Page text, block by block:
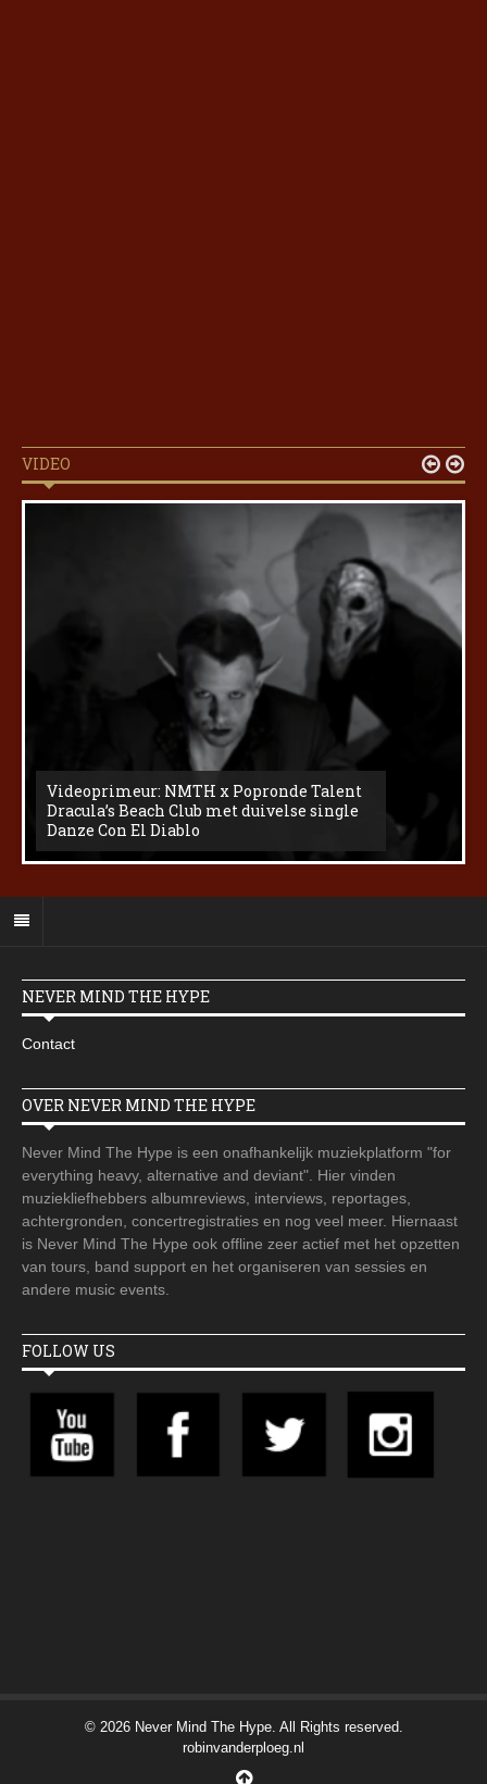
VIDEO
Videoprimeur: NMTH x Popronde Talent
Dracula’s Beach Club met duivelse single
Danze Con El Diablo
 
NEVER MIND THE HYPE
Contact
OVER NEVER MIND THE HYPE
Never Mind The Hype is een onafhankelijk muziekplatform "for
everything heavy, alternative and deviant". Hier vinden
muziekliefhebbers albumreviews, interviews, reportages,
achtergronden, concertregistraties en nog veel meer. Hiernaast
is Never Mind The Hype ook offline zeer actief met het opzetten
van tours, band support en het organiseren van sessies en
andere music events.
FOLLOW US
© 2026 Never Mind The Hype. All Rights reserved.
robinvanderploeg.nl